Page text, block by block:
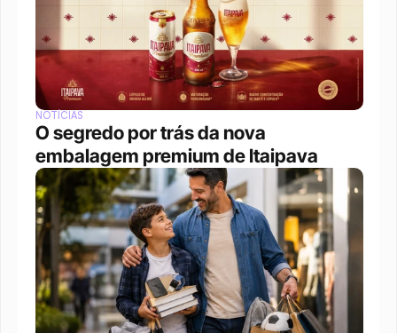
NOTÍCIAS
O segredo por trás da nova
embalagem premium de Itaipava